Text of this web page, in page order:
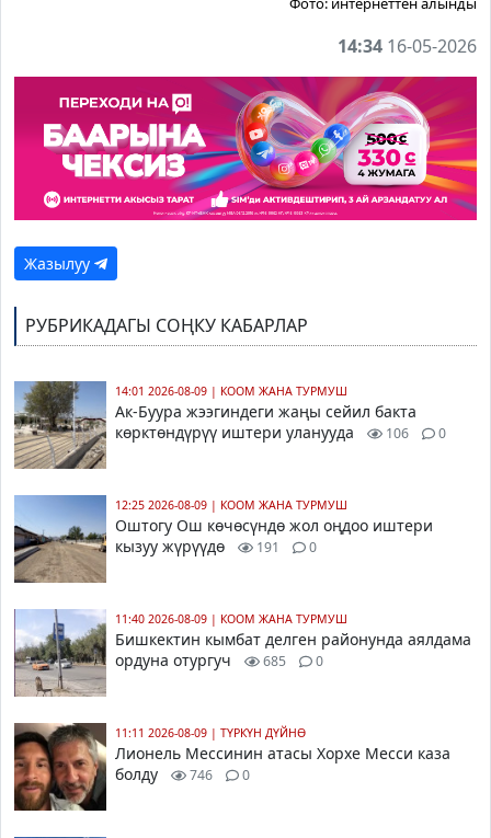
14:34 16-05-2026
Жазылуу
РУБРИКАДАГЫ СОҢКУ КАБАРЛАР
14:01 2026-08-09 | КООМ ЖАНА ТУРМУШ
Ак-Буура жээгиндеги жаңы сейил бакта
көрктөндүрүү иштери уланууда
106 0
12:25 2026-08-09 | КООМ ЖАНА ТУРМУШ
Оштогу Ош көчөсүндө жол оңдоо иштери
кызуу жүрүүдө
191 0
11:40 2026-08-09 | КООМ ЖАНА ТУРМУШ
Бишкектин кымбат делген районунда аялдама
ордуна отургуч
685 0
11:11 2026-08-09 | ТҮРКҮН ДҮЙНӨ
Лионель Мессинин атасы Хорхе Месси каза
болду
746 0